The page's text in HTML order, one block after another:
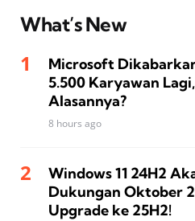
What’s New
Microsoft
5.500 Karyawan
Alasannya?
8 hours ago
Windows 11 24H2
Dukungan Oktober
Upgrade ke 25H2!